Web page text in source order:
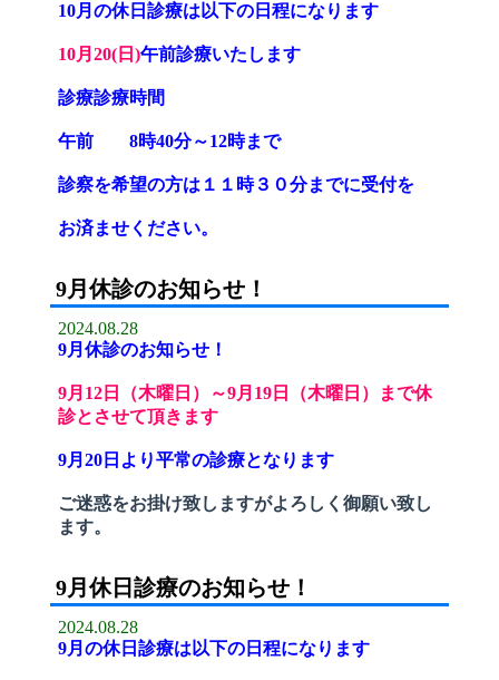
10月の休日診療は以下の日程になります
10月20(日)午前診療いたします
診療診療時間
午前 8時40分～12時まで
診察を希望の方は１１時３０分までに受付を
お済ませください。
9月休診のお知らせ！
2024.08.28
9月休診のお知らせ！
9月12日（木曜日）～9月19日（木曜日）まで休
診とさせて頂きます
9月20日より平常の診療となります
ご迷惑をお掛け致しますがよろしく御願い致し
ます。
9月休日診療のお知らせ！
2024.08.28
9月の休日診療は以下の日程になります